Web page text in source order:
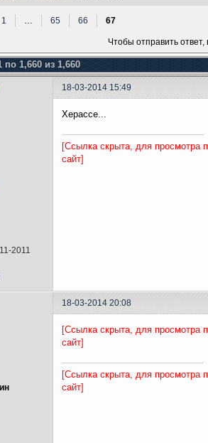
1 … 65 66 67
Чтобы отправить
1,660 из 1,660
18-03-2014 15:49
2011
Херассе...
[Ссылка скрыта, для просмотра
сайт]
18-03-2014 20:08
[Ссылка скрыта, для просмотра
сайт]
[Ссылка скрыта, для просмотра
сайт]